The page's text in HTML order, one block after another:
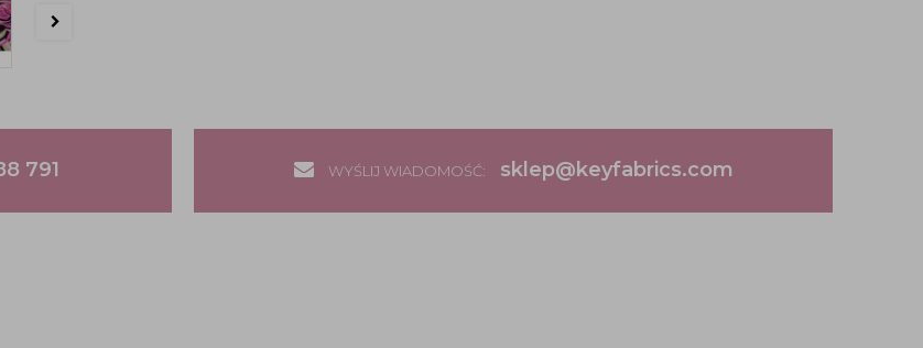
791 WYŚLIJ WIADOMOŚĆ: sklep@keyfabrics.com